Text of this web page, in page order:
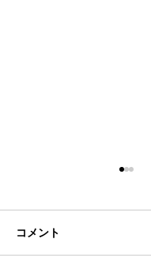
コメント